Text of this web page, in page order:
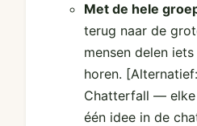
Met de hele
terug naar de
mensen delen
horen.
Chatterfall —
één idee in de